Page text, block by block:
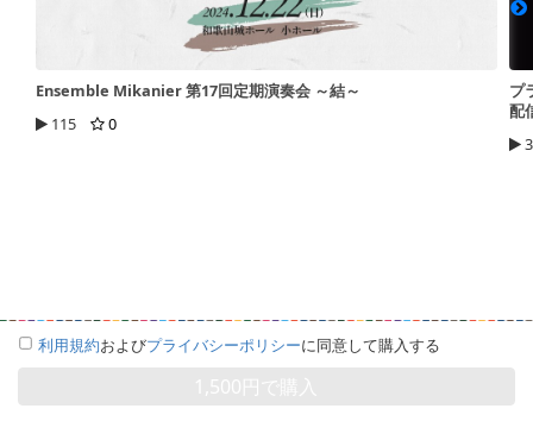
Ensemble Mikanier 第17回定期演奏会 ～結～
115
0
プ
配
利用規約およびプライバシーポリシーに同意して購入する